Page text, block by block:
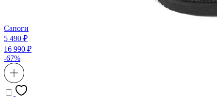
Сапоги
5 490 ₽
16 990 ₽
-67%